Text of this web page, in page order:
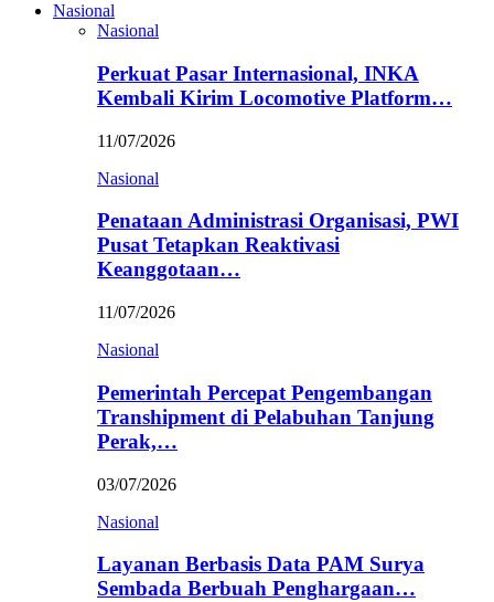
Nasional
Nasional
Perkuat Pasar Internasional, INKA
Kembali Kirim Locomotive Platform…
11/07/2026
Nasional
Penataan Administrasi Organisasi, PWI
Pusat Tetapkan Reaktivasi
Keanggotaan…
11/07/2026
Nasional
Pemerintah Percepat Pengembangan
Transhipment di Pelabuhan Tanjung
Perak,…
03/07/2026
Nasional
Layanan Berbasis Data PAM Surya
Sembada Berbuah Penghargaan…